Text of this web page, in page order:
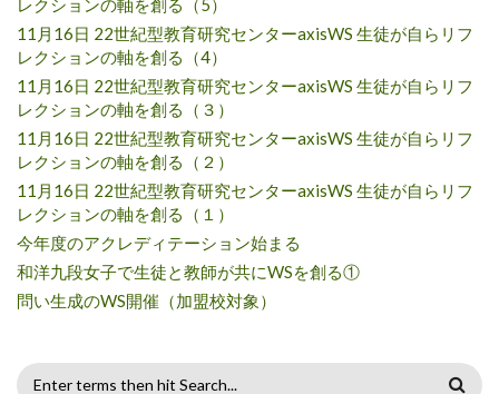
レクションの軸を創る（5）
11月16日 22世紀型教育研究センターaxisWS 生徒が自らリフ
レクションの軸を創る（4）
11月16日 22世紀型教育研究センターaxisWS 生徒が自らリフ
レクションの軸を創る（３）
11月16日 22世紀型教育研究センターaxisWS 生徒が自らリフ
レクションの軸を創る（２）
11月16日 22世紀型教育研究センターaxisWS 生徒が自らリフ
レクションの軸を創る（１）
今年度のアクレディテーション始まる
和洋九段女子で生徒と教師が共にWSを創る①
問い生成のWS開催（加盟校対象）